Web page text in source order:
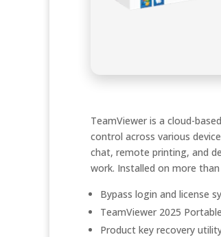
TeamViewer is a cloud-
control across various
chat, remote printing, and
work. Installed on more
Bypass login and license
TeamViewer 2025
Product key recovery